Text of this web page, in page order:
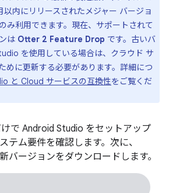
以内にリリースされたメジャー バージョ
み利用できます。現在、サポートされて
は Otter 2 Feature Drop です。古いバ
を使用している場合は、クラウド サ
めに更新する必要があります。詳細につ
と Cloud サービスの互換性をご覧くだ
で Android Studio をセットアップ
テム要件を確認します。次に、
バージョンをダウンロードします。